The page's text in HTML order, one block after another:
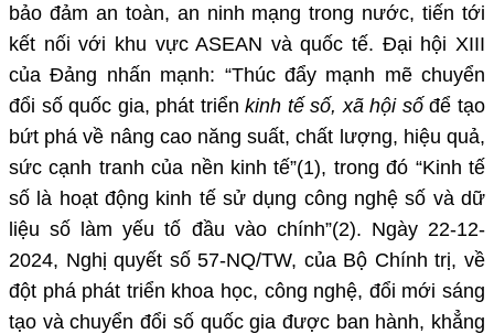
bảo đảm an toàn, an ninh mạng trong nước, tiến tới
kết nối với khu vực ASEAN và quốc tế. Đại hội XIII
của Đảng nhấn mạnh: “Thúc đẩy mạnh mẽ chuyển
đổi số quốc gia, phát triểnkinh tế số, xã hội sốđể tạo
bứt phá về nâng cao năng suất, chất lượng, hiệu quả,
sức cạnh tranh của nền kinh tế”(1), trong đó “Kinh tế
số là hoạt động kinh tế sử dụng công nghệ số và dữ
liệu số làm yếu tố đầu vào chính”(2). Ngày 22-12-
2024, Nghị quyết số 57-NQ/TW, của Bộ Chính trị, về
đột phá phát triển khoa học, công nghệ, đổi mới sáng
tạo và chuyển đổi số quốc gia được ban hành, khẳng